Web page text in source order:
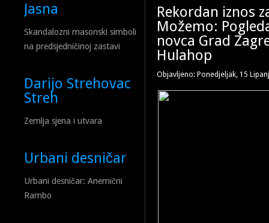
Jasna
Skandalozni masonski simboli
na predsjedničinoj zastavi
Darijo Strehovac
Streh
Zemlja sjena i utvara
Urbani desničar
Urbani desničar: Anemični
Rambo
Rekordan iznos
Možemo:
novca Grad
Hulahop
Objavljeno: Ponedjeljak, 15